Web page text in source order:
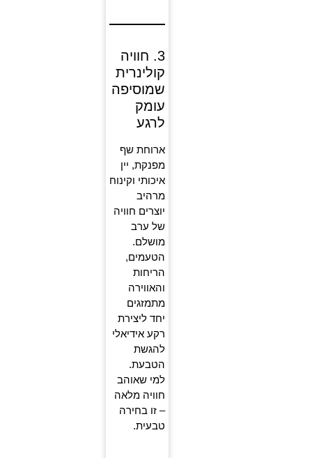
3. חוויה
קולינרית
שמוסיפה
עומק
לרגע
ארוחת שף
מפנקת, יין
איכותי וקינוח
מרהיב
יוצרים חוויה
של ערב
מושלם.
הטעמים,
הריחות
והאווירה
מתמזגים
יחד ליצירת
רקע אידיאלי
להגשת
הטבעת.
למי שאוהב
חוויה מלאה
– זו בחירה
טבעית.